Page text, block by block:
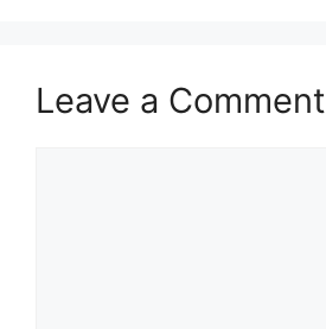
Leave a Comment